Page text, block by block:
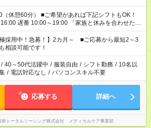
希望があれば下記シフトもOK！
10:00～19:00 「家族と休みを合わせた
持って夕飯の準備がしたい」 「できれば残業はし
、ご希望を教えてくださいね。 ※Wワーク希望
のお仕事で希望する勤務時間と、もう1つのお仕事
合計で週40時間を超える場合は応募できません。
極採用中！急募！】2カ月～ ■ご応募から最短2～3
相談可能です！
/ 40～50代活躍中 / 服装自由 / シフト勤務 / 10名以
/ 電話対応なし / パソコンスキル不要
応募する 詳細へ
研トータルソーシング株式会社 メディカルケア事業部